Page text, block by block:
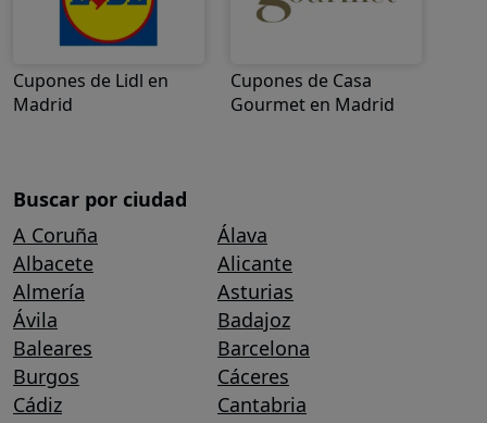
Cupones de Lidl en
Madrid
Cupones de Casa
Gourmet en Madrid
Buscar por ciudad
A Coruña
Álava
Albacete
Alicante
Almería
Asturias
Ávila
Badajoz
Baleares
Barcelona
Burgos
Cáceres
Cádiz
Cantabria